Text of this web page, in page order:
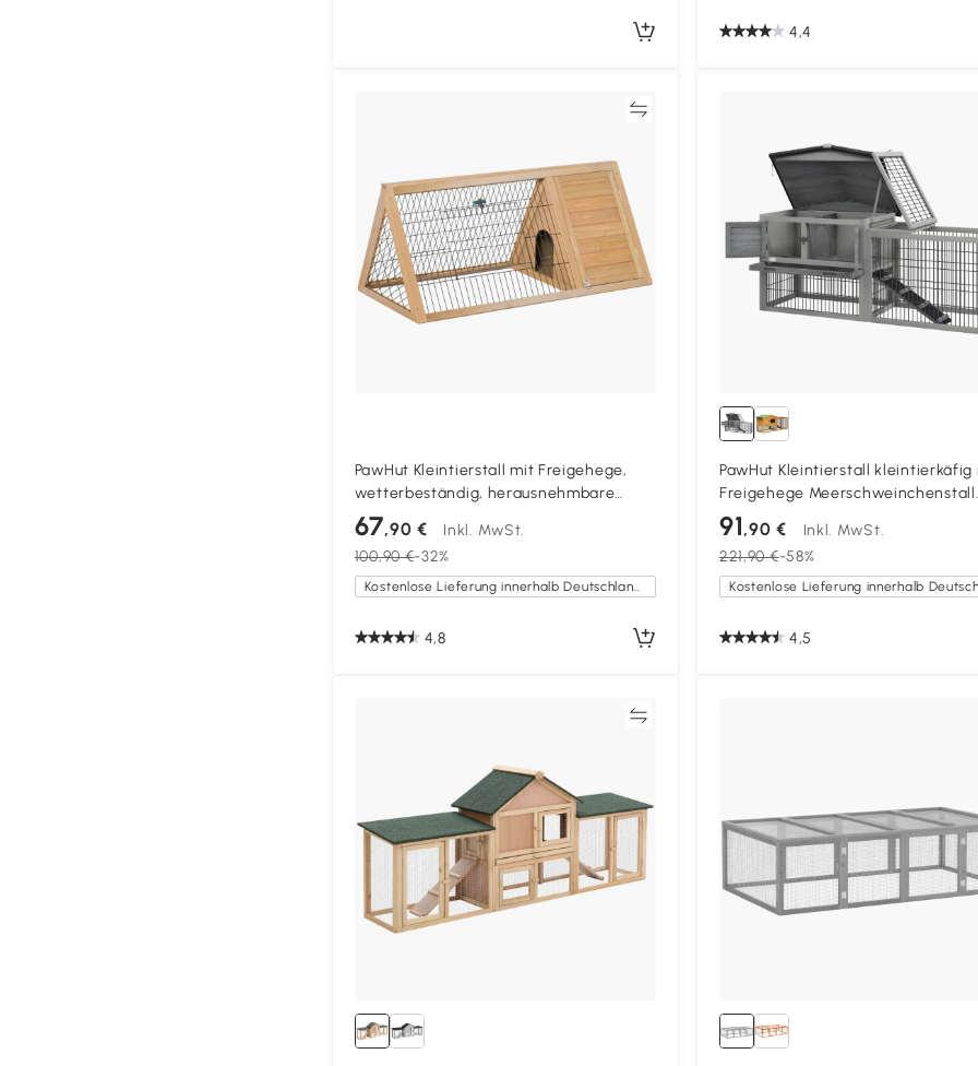
4,4
PawHut Kleintierstall mit Freigehege,
wetterbeständig, herausnehmbare
Bodenwanne, 116 cm x 62,2 cm x 52,5
cm, Natur
67,90 €
Inkl. MwSt.
100,90 €-32%
Kostenlose Lieferung innerhalb Deutschlands
4,8
PawHut Kleintierstall kleintierkäfig
Freigehege Meerschweinchenstall
Freilaufgehege Grau
91,90 €
Inkl. MwSt.
221,90 €-58%
4,5